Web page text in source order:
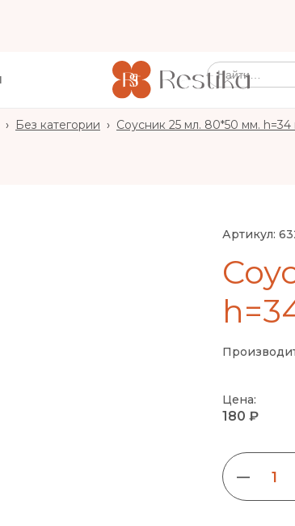
› Без категории › Соусник 25 мл. 80*50 мм.
Артикул:
Цена:
180 ₽
1